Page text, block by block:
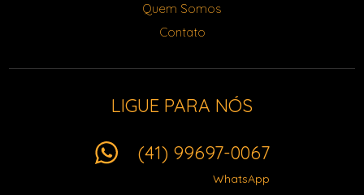
Quem Somos
Contato
LIGUE PARA NÓS
(41) 99697-0067
WhatsApp